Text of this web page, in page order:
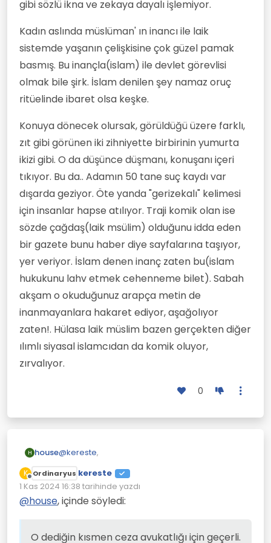
gibi sözlü ikna ve zekaya dayalı işlemiyor.
Kadın aslında müslüman' ın inancı ile laik
sistemde yaşanın çelişkisine çok güzel pamak
basmış. Bu inançla(islam) ile devlet görevlisi
olmak bile şirk. İslam denilen şey namaz oruç
ritüelinde ibaret olsa keşke.
Konuya dönecek olursak, görüldüğü üzere farklı,
zıt gibi görünen iki zihniyette birbirinin yumurta
ikizi gibi. O da düşünce düşmanı, konuşanı içeri
tıkıyor. Bu da.. Adamın 50 tane suç kaydı var
dışarda geziyor. Öte yanda "gerizekalı" kelimesi
için insanlar hapse atılıyor. Traji komik olan ise
sözde çağdaş(laik msülim) olduğunu idda eden
bir gazete bunu haber diye sayfalarına taşıyor,
yer veriyor. İslam denen inanç zaten bu(islam
hukukunu lahv etmek cehenneme bilet). Sabah
akşam o okuduğunuz arapça metin de
inanmayanlara hakaret ediyor, aşağolıyor
zaten!. Hülasa laik müslim bazen gerçekten diğer
ılımlı siyasal islamcıdan da komik oluyor,
zırvalıyor.
0
H house@kereste,
ikna edici konuşma kabiliyeti yoktur.
gibi sözlü ikna ve zekaya dayalı işlemiyor.
Kadın aslında müslüman' ın inancı ile laik
K
Çevrimdışı
Ordinaryus kereste
1 Kas 2024 16:38 tarihinde yazdı
Son düzenleyen:
@house, içinde söyledi:
O dediğin kısmen ceza avukatlığı için geçerli.